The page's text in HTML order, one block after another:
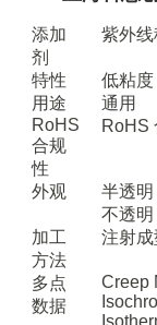
添加
剂
紫外线
特性 低粘度
用途
通用
RoHS
合规
性
RoHS
外观
半透明
不透明
加工
方法
注射成
多点
数据
Creep